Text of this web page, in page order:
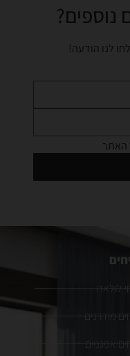
נוספים?
לנו הודעה!
האתר
לולאה
מודרנים
אפגניים